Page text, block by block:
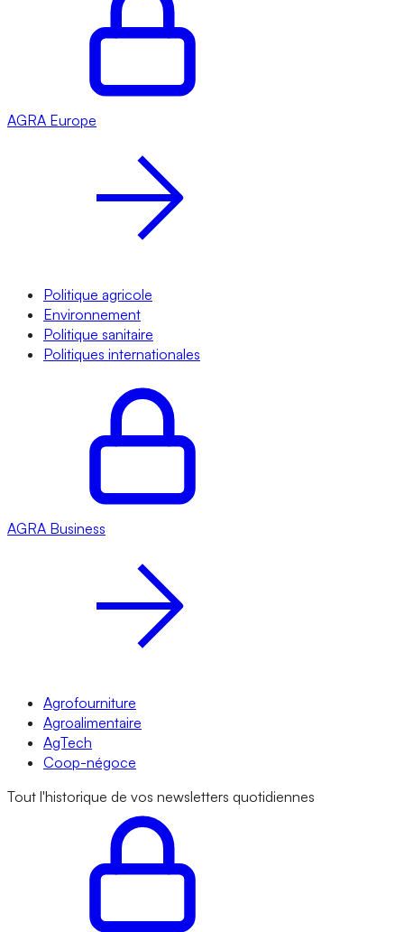
AGRA Europe
Politique agricole
Environnement
Politique sanitaire
Politiques internationales
AGRA Business
Agrofourniture
Agroalimentaire
AgTech
Coop-négoce
Tout l'historique de vos newsletters quotidiennes